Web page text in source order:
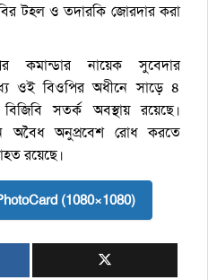
টহল ও তদারকি জোরদার করা
কমান্ডার নায়েক সুবেদার
ওই বিওপির অধীনে সাড়ে ৪
সতর্ক অবস্থায় রয়েছে।
অবৈধ অনুপ্রবেশ রোধ করতে
রয়েছে।
(1080×1080)